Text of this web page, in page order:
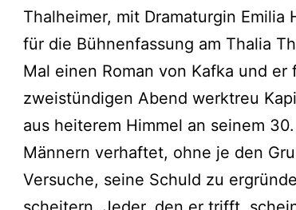
Thalheimer, mit Dramaturgin
für die Bühnenfassung am Thalia
Mal einen Roman von Kafka und er
zweistündigen Abend werktreu
aus heiterem Himmel an seinem
Männern verhaftet, ohne je den
Versuche, seine Schuld zu